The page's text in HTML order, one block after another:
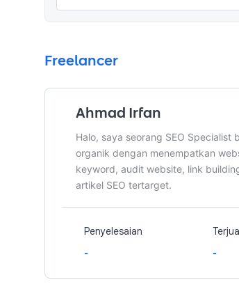
Freelancer
Ahmad Irfan
Halo, saya seorang SEO
organik dengan menempatkan
keyword, audit website, link
artikel SEO tertarget.
Penyelesaian
- -